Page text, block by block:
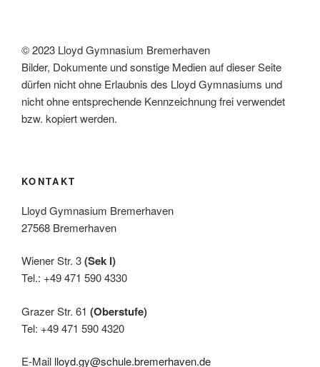
© 2023 Lloyd Gymnasium Bremerhaven
Bilder, Dokumente und sonstige Medien auf dieser Seite
dürfen nicht ohne Erlaubnis des Lloyd Gymnasiums und
nicht ohne entsprechende Kennzeichnung frei verwendet
bzw. kopiert werden.
KONTAKT
Lloyd Gymnasium Bremerhaven
27568 Bremerhaven
Wiener Str. 3(Sek I)
Tel.: +49 471 590 4330
Grazer Str. 61 (Oberstufe)
Tel: +49 471 590 4320
E-Mail lloyd.gy@schule.bremerhaven.de